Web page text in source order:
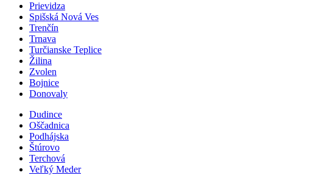
Prievidza
Spišská Nová Ves
Trenčín
Trnava
Turčianske Teplice
Žilina
Zvolen
Bojnice
Donovaly
Dudince
Oščadnica
Podhájska
Štúrovo
Terchová
Veľký Meder